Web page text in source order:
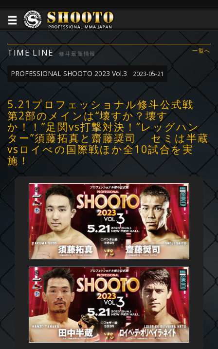
TIME LINE 修斗最新情報 一覧へ
PROFESSIONAL SHOOTO 2023 Vol.3 2023-05-21
5.21プロフェッショナル修斗公式戦
第2部のメインは“壊すか？壊す
か！！”足関vs打撃対決！“レッグハン
ター”須藤拓真と齋藤奨司 セミは半蔵
vsロイべの国際戦ほか全10試合を実
施！